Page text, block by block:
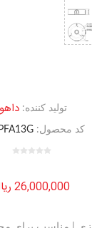
تولید کننده:
کد محصول:
26,000,000 ریال